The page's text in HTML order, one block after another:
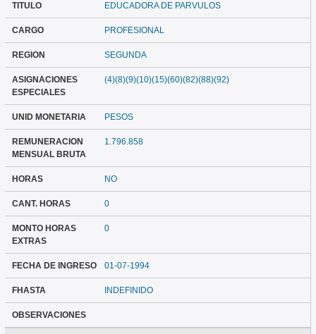
TITULO EDUCADORA DE PARVULOS
CARGO PROFESIONAL
REGION SEGUNDA
ASIGNACIONES
ESPECIALES
(4)(8)(9)(10)(15)(60)(82)(88)(92)
UNID MONETARIA PESOS
REMUNERACION
MENSUAL BRUTA
1.796.858
HORAS NO
CANT. HORAS 0
MONTO HORAS
EXTRAS
0
FECHA DE INGRESO 01-07-1994
FHASTA INDEFINIDO
OBSERVACIONES